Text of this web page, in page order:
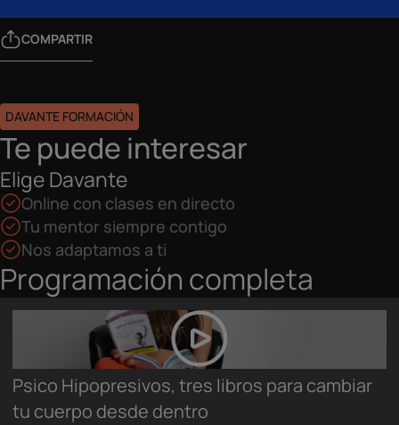
COMPARTIR
DAVANTE FORMACIÓN
Te puede interesar
Elige Davante
Online con clases en directo
Tu mentor siempre contigo
Nos adaptamos a ti
Programación completa
Psico Hipopresivos, tres libros para cambiar
tu cuerpo desde dentro